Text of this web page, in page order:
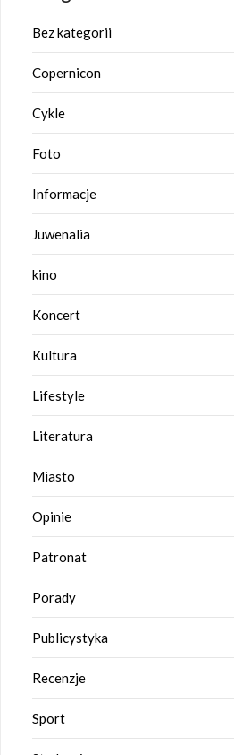
Bez kategorii
Copernicon
Cykle
Foto
Informacje
Juwenalia
kino
Koncert
Kultura
Lifestyle
Literatura
Miasto
Opinie
Patronat
Porady
Publicystyka
Recenzje
Sport